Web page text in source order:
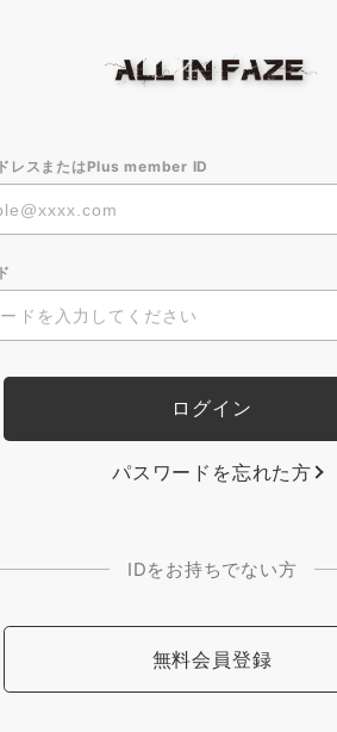
レスまたはPlus member ID
パスワードを忘れた方
IDをお持ちでない方
無料会員登録